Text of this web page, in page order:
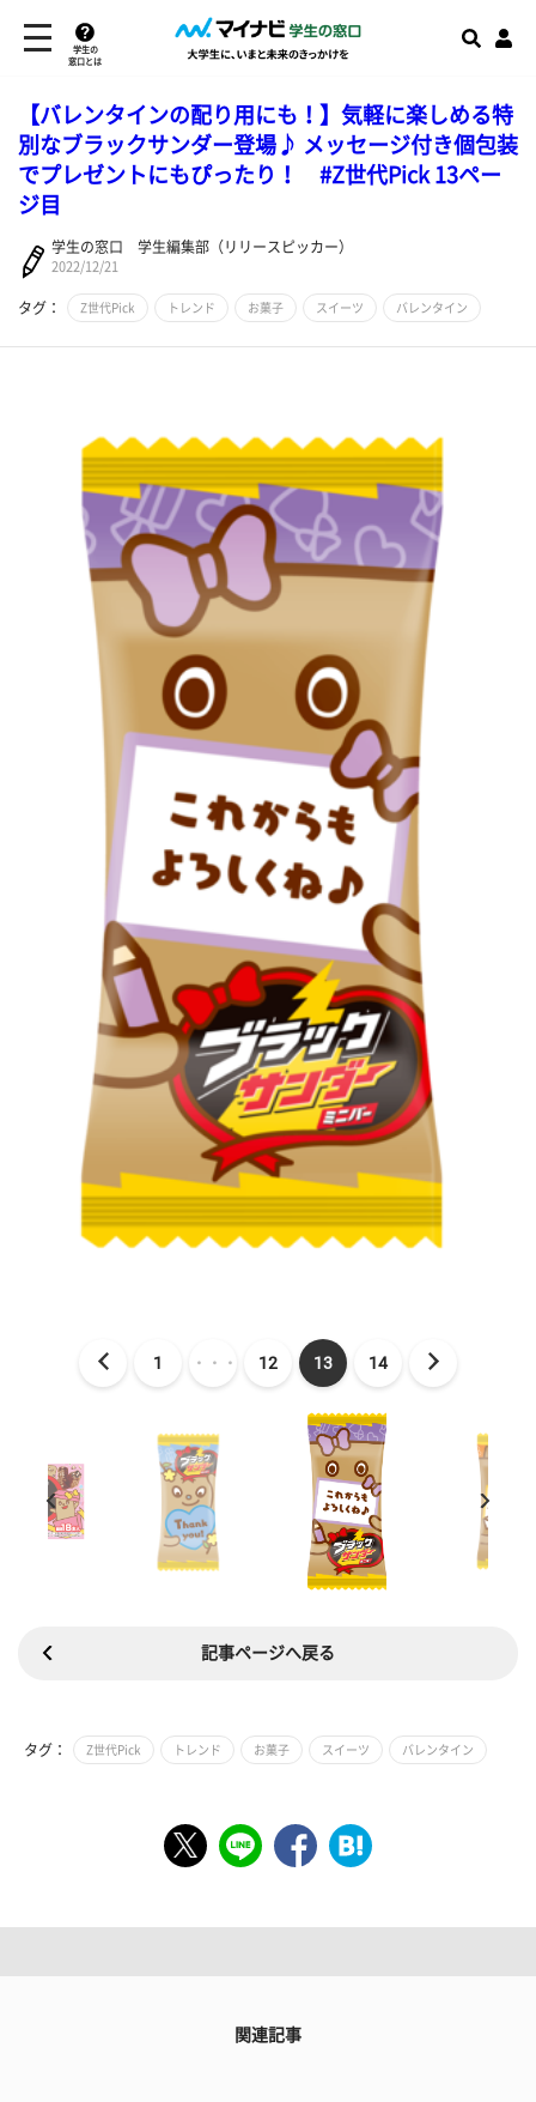
学生の
窓口とは
【バレンタインの配り用にも！】気軽に楽しめる特
別なブラックサンダー登場♪ メッセージ付き個包装
でプレゼントにもぴったり！ #Z世代Pick 13ペー
ジ目
学生の窓口 学生編集部（リリースピッカー）
2022/12/21
タグ： Z世代Pick トレンド お菓子 スイーツ バレンタイン
1 ・・・ 12 13 14
記事ページへ戻る
タグ： Z世代Pick トレンド お菓子 スイーツ バレンタイン
関連記事